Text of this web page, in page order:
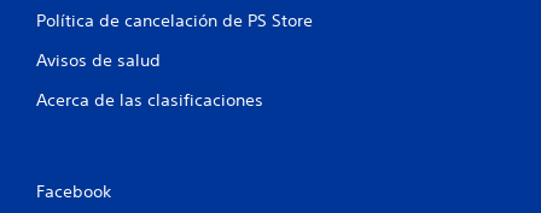
c
i
l
Política de cancelación de PS Store
Avisos de salud
Acerca de las clasificaciones
Facebook